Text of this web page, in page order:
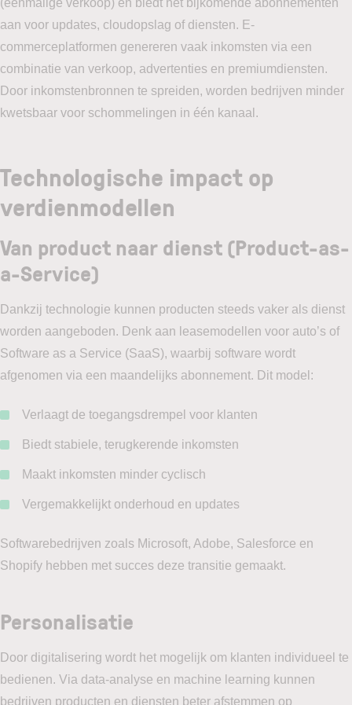
(eenmalige verkoop) én biedt het bijkomende abonnementen
aan voor updates, cloudopslag of diensten. E-
commerceplatformen genereren vaak inkomsten via een
combinatie van verkoop, advertenties en premiumdiensten.
Door inkomstenbronnen te spreiden, worden bedrijven minder
kwetsbaar voor schommelingen in één kanaal.
Technologische impact op
verdienmodellen
Van product naar dienst (Product-as-
a-Service)
Dankzij technologie kunnen producten steeds vaker als dienst
worden aangeboden. Denk aan leasemodellen voor auto’s of
Software as a Service (SaaS), waarbij software wordt
afgenomen via een maandelijks abonnement. Dit model:
Verlaagt de toegangsdrempel voor klanten
Biedt stabiele, terugkerende inkomsten
Maakt inkomsten minder cyclisch
Vergemakkelijkt onderhoud en updates
Softwarebedrijven zoals Microsoft, Adobe, Salesforce en
Shopify hebben met succes deze transitie gemaakt.
Personalisatie
Door digitalisering wordt het mogelijk om klanten individueel te
bedienen. Via data-analyse en machine learning kunnen
bedrijven producten en diensten beter afstemmen op